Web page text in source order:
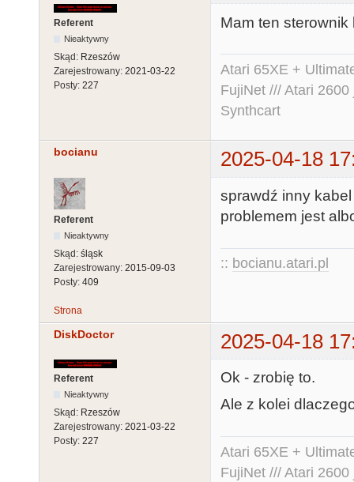
Referent
Nieaktywny
Skąd: Rzeszów
Zarejestrowany: 2021-03-22
Posty: 227
Mam ten sterownik
Atari 65XE +
FujiNet /// Atari
Synthcart
bocianu 2025-04-18
Referent
Nieaktywny
Skąd: śląsk
Zarejestrowany: 2015-09-03
Posty: 409
sprawdź inny
problemem jest
:: bocianu.atari.pl
Strona
DiskDoctor 2025-04-18
Referent
Nieaktywny
Skąd: Rzeszów
Zarejestrowany: 2021-03-22
Posty: 227
Ok - zrobię to.
Ale z kolei
Atari 65XE +
FujiNet /// Atari